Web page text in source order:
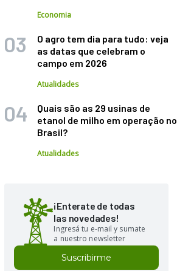
Economia
O agro tem dia para tudo: veja
as datas que celebram o
campo em 2026
Atualidades
Quais são as 29 usinas de
etanol de milho em operação no
Brasil?
Atualidades
¡Enterate de todas
las novedades!
Ingresá tu e-mail y sumate
a nuestro newsletter
Suscribirme